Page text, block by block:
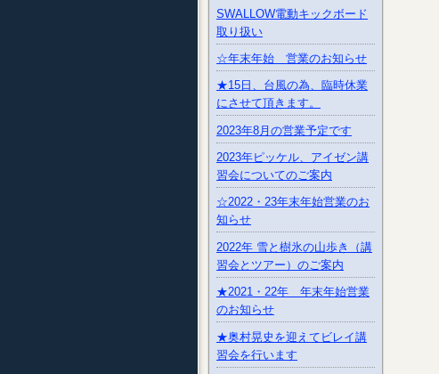
SWALLOW電動キックボード
取り扱い
☆年末年始 営業のお知らせ
★15日、台風の為、臨時休業
にさせて頂きます。
2023年8月の営業予定です
2023年ピッケル、アイゼン講
習会についてのご案内
☆2022・23年末年始営業のお
知らせ
2022年 雪と樹氷の山歩き（講
習会とツアー）のご案内
★2021・22年 年末年始営業
のお知らせ
★奥村晃史を迎えてビレイ講
習会を行います